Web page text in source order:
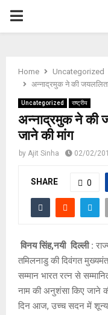
P
M
A
M
E
N
Home
Uncategorized
अन्नाद्रमुक ने की
Uncategorized राष्ट्रीय
अन्नाद्रमुक ने की
जाने की मांग
by Ajit Sinha 02/02/
SHARE 0
विनय सिंह,नयी दिल्ली :
तमिलनाडु की दिवंगत
सम्मान भारत रत्न से
नाम की अनुशंसा किए
दिन आज, उच्च सदन में